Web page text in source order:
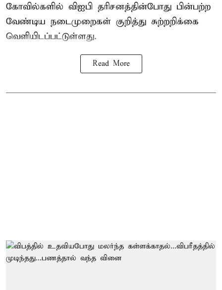
கோவில்களில் விஐபி தரிசனத்தின்போது பின்பற்ற
வேண்டிய நடைமுறைகள் குறித்து சுற்றறிக்கை
வெளியிடப்பட்டுள்ளது.
Read More